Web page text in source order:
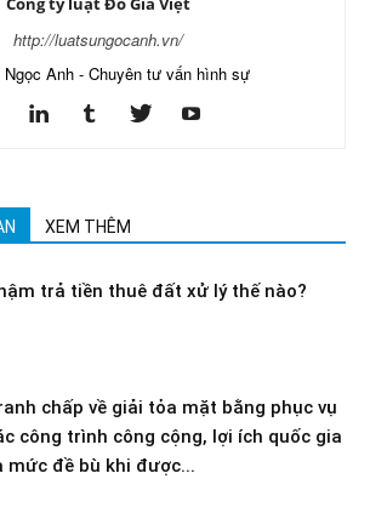
http://luatsungocanh.vn/
Ngọc Anh - Chuyên tư vấn hình sự
XEM THÊM
trả tiền thuê đất xử lý thế nào?
chấp về giải tỏa mặt bằng phục vụ
công trình công cộng, lợi ích quốc gia
mức đề bù khi được...